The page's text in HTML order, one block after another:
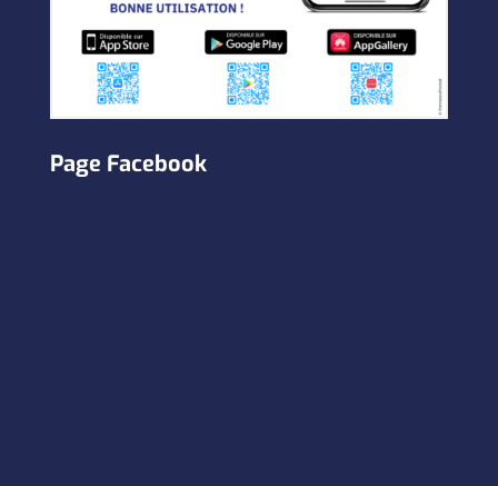
Page Facebook